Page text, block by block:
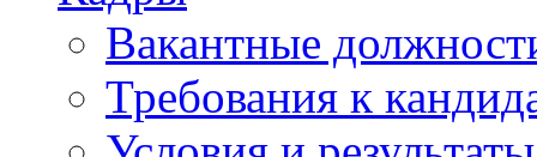
Вакантные
Требования к